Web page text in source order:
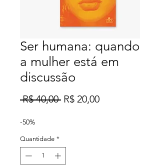
Ser humana: quando
a mulher está em
discussão
R$ 40,00 Preço
R$ 20,00Preço
-50%
Quantidade *